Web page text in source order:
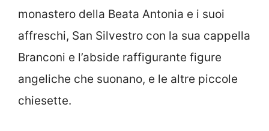
monastero della Beata Antonia e i suoi
affreschi, San Silvestro con la sua cappella
Branconi e l’abside raffigurante figure
angeliche che suonano, e le altre piccole
chiesette.